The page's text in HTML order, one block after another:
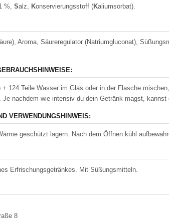
%, Salz, Konservierungsstoff (Kaliumsorbat).
Aroma, Säureregulator (Natriumgluconat),
+ 124 Teile Wasser im Glas oder in der Flasche
nachdem wie intensiv du dein Getränk magst,
VERWENDUNGSHINWEIS:
geschützt lagern. Nach dem Öffnen kühl
Erfrischungsgetränkes. Mit Süßungsmitteln.
8